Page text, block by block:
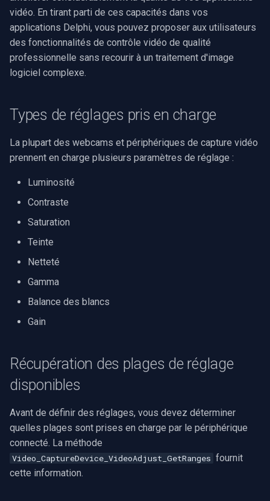
i
o
d
a
r
Effets audio
IA
Utilisation du serveur MCP
Extraits de code
Envoi des journaux
Sources vidéo
Guides
Vision par ordinateur
Logiciels tiers
Détection de mouvement
Traitement audio
Encodeurs vidéo
Encodeurs audio
Visualiseurs audio
Pont
Spécial
Video Edit SDK
Video Edit SDK FFmpeg
Déploiement
Configuration requise
Matrice des plateformes
Migration from v15
Journal des modifications
Guides des marques de
caméras
Ubiquiti
Foscam
Vivotek
Panasonic / i-PRO
ACTi
Cisco
Grandstream
SDK .NET
SDK C++
Implémentation en VB6
Définition des valeurs de
réglage
Implémentation en Delphi
Implémentation en C++
MFC
Implémentation en VB6
Bonnes pratiques
réglages vidéo
Ressources supplémentaires
Filtres source FFmpeg
vidéo. En tirant parti de ces capacités dans vos
applications Delphi, vous pouvez proposer aux utilisateurs
des fonctionnalités de contrôle vidéo de qualité
professionnelle sans recourir à un traitement d'image
logiciel complexe.
Types de réglages pris en charge
La plupart des webcams et périphériques de capture vidéo
prennent en charge plusieurs paramètres de réglage :
Luminosité
Contraste
Saturation
Teinte
Netteté
Gamma
Balance des blancs
Gain
Récupération des plages de réglage
disponibles
Avant de définir des réglages, vous devez déterminer
quelles plages sont prises en charge par le périphérique
connecté. La méthode
Video_CaptureDevice_VideoAdjust_GetRanges fournit
cette information.